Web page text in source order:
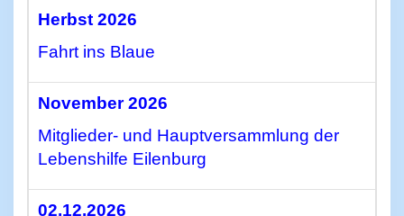
Herbst 2026
Fahrt ins Blaue
November 2026
Mitglieder- und Hauptversammlung der
Lebenshilfe Eilenburg
02.12.2026